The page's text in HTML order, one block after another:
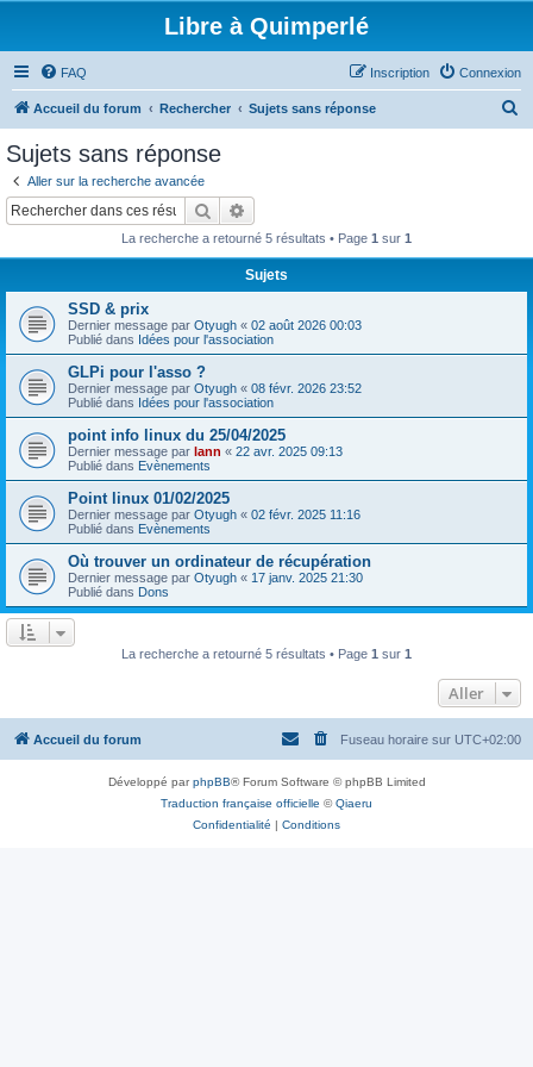
Libre à Quimperlé
FAQ Connexion
Inscription
Accueil du forum Rechercher Sujets sans réponse
Sujets sans réponse
Aller sur la recherche avancée
Rechercher
La recherche a retourné 5 résultats • Page 1 sur 1
Sujets
SSD & prix
Dernier message par Otyugh « 02 août 2026 00:03
Publié dans Idées pour l'association
GLPi pour l'asso ?
Dernier message par Otyugh « 08 févr. 2026 23:52
Publié dans Idées pour l'association
point info linux du 25/04/2025
Dernier message par lann « 22 avr. 2025 09:13
Publié dans Evènements
Point linux 01/02/2025
Dernier message par Otyugh « 02 févr. 2025 11:16
Publié dans Evènements
Où trouver un ordinateur de récupération
Dernier message par Otyugh « 17 janv. 2025 21:30
Publié dans Dons
La recherche a retourné 5 résultats • Page 1 sur 1
Aller
Accueil du forum Fuseau horaire sur UTC+02:00
Développé parphpBB® Forum Software © phpBB Limited
Traduction française officielle ©Qiaeru
Confidentialité | Conditions